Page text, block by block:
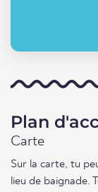
Plan
Carte
Sur la carte, tu
lieu de baignade.